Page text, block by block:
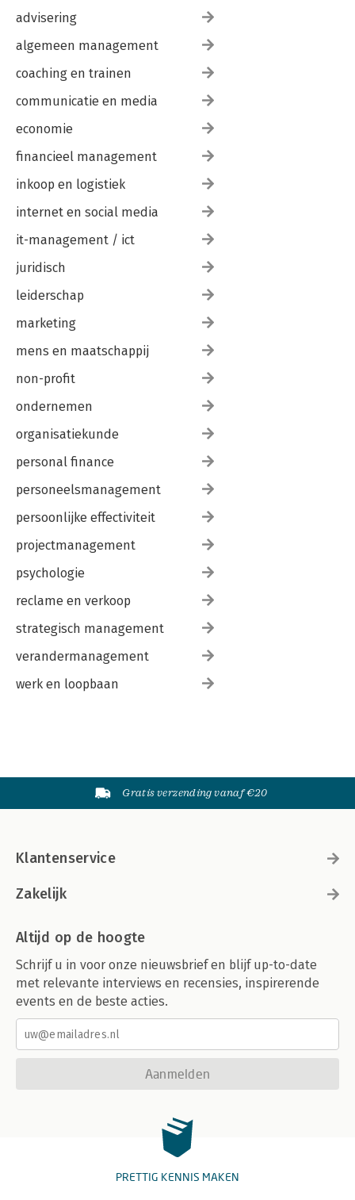
advisering
algemeen management
coaching en trainen
communicatie en media
economie
financieel management
inkoop en logistiek
internet en social media
it-management / ict
juridisch
leiderschap
marketing
mens en maatschappij
non-profit
ondernemen
organisatiekunde
personal finance
personeelsmanagement
persoonlijke effectiviteit
projectmanagement
psychologie
reclame en verkoop
strategisch management
verandermanagement
werk en loopbaan
Gratis verzending vanaf €20
Klantenservice
Zakelijk
Altijd op de hoogte
Schrijf u in voor onze nieuwsbrief en blijf up-to-date
met relevante interviews en recensies, inspirerende
events en de beste acties.
Aanmelden
PRETTIG KENNIS MAKEN